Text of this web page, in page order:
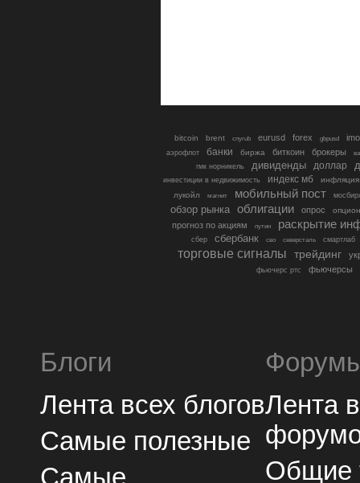
bitcoin brent cnyrub eurusd forex gbpusd
аэрофлот банки биржа биткоин брокеры
гмк норникель
дивиденды доллар
инвестиции в недвижимость индекс мб
инфляция
лукойл
магнит мобильный пост
обзор рынка облигации опрос
прогноз по акциям путин раскрытие
сбер сбербанк сво северсталь смартлаб
торговые сигналы трейдинг
фьючерс ртс фьючерсы
Блоги
Лента всех блогов
Самые полезные
Лента
Общие